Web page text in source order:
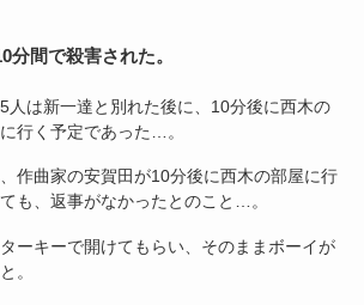
分間で殺害された。
人は新一達と別れた後に、10分後に西木の
行く予定であった…。
作曲家の安賀田が10分後に西木の部屋に行
も、返事がなかったとのこと…。
ーキーで開けてもらい、そのままボーイが
。